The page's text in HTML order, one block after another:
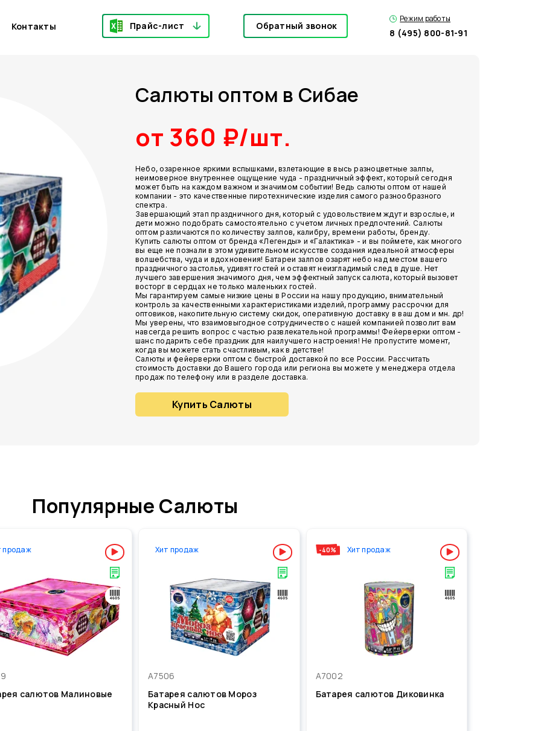
Контакты Прайс-лист Обратный звонок
Режим работы
8 (495) 800-81-91
Салюты оптом в Сибае
от 360 ₽/шт.
Небо, озаренное яркими вспышками, взлетающие в высь разноцветные залпы,
неимоверное внутреннее ощущение чуда - праздничный эффект, который сегодня
может быть на каждом важном и значимом событии! Ведь салюты оптом от нашей
компании - это качественные пиротехнические изделия самого разнообразного
спектра.
Завершающий этап праздничного дня, который с удовольствием ждут и взрослые, и
дети можно подобрать самостоятельно с учетом личных предпочтений. Салюты
оптом различаются по количеству залпов, калибру, времени работы, бренду.
Купить салюты оптом от бренда «Легенды» и «Галактика» - и вы поймете, как многого
вы еще не познали в этом удивительном искусстве создания идеальной атмосферы
волшебства, чуда и вдохновения! Батареи залпов озарят небо над местом вашего
праздничного застолья, удивят гостей и оставят неизгладимый след в душе. Нет
лучшего завершения значимого дня, чем эффектный запуск салюта, который вызовет
восторг в сердцах не только маленьких гостей.
Мы гарантируем самые низкие цены в России на нашу продукцию, внимательный
контроль за качественными характеристиками изделий, программу рассрочки для
оптовиков, накопительную систему скидок, оперативную доставку в ваш дом и мн. др!
Мы уверены, что взаимовыгодное сотрудничество с нашей компанией позволит вам
навсегда решить вопрос с частью развлекательной программы! Фейерверки оптом -
шанс подарить себе праздник для наилучшего настроения! Не пропустите момент,
когда вы можете стать счастливым, как в детстве!
Салюты и фейерверки оптом с быстрой доставкой по все России. Рассчитать
стоимость доставки до Вашего города или региона вы можете у менеджера отдела
продаж по телефону или в разделе доставка.
Купить Салюты
Популярные Салюты
продаж
салютов Малиновые
Хит продаж
А7506
Батарея салютов Мороз
Красный Нос
-40% Хит продаж
А7002
Батарея салютов Диковинка